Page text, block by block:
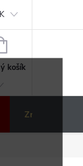
NÁKUPNÍ
KOŠÍK
košík
Značky